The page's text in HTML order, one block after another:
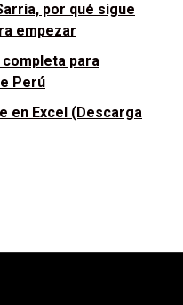
por qué sigue
empezar
completa para
Perú
en Excel (Descarga